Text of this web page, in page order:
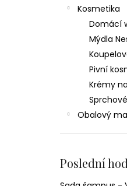
Kosmetika
Domácí
Mýdla
Pivní
Krémy
Obalový
Poslední